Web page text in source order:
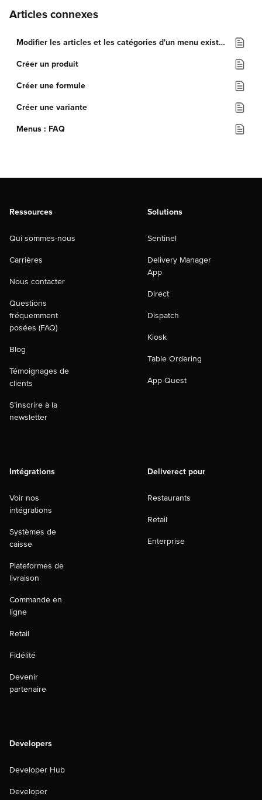
Articles connexes
Modifier les articles et les catégories d'un menu existant
Créer un produit
Créer une formule
Créer une variante
Menus : FAQ
Ressources
Qui sommes-nous
Carrières
Nous contacter
Questions
fréquemment
posées (FAQ)
Blog
Témoignages de
clients
S’inscrire à la
newsletter
Solutions
Sentinel
Delivery Manager
App
Direct
Dispatch
Kiosk
Table Ordering
App Quest
Intégrations
Voir nos
intégrations
Systèmes de
caisse
Plateformes de
livraison
Commande en
ligne
Retail
Fidélité
Devenir
partenaire
Deliverect pour
Restaurants
Retail
Enterprise
Developers
Developer Hub
Developer